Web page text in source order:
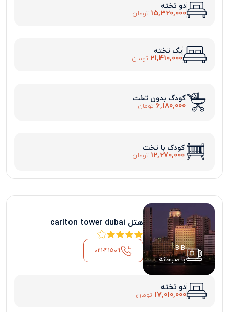
دو تخته
15,320,000 تومان
یک تخته
21,410,000 تومان
کودک بدون تخت
6,180,000 تومان
کودک با تخت
12,270,000 تومان
B.B
با صبحانه
هتل carlton tower dubai
021-41509
دو تخته
17,010,000 تومان